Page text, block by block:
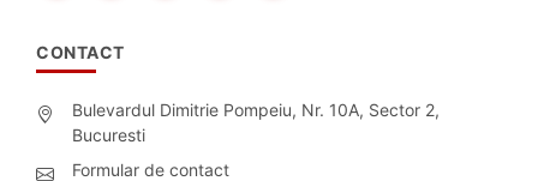
CONTACT
Bulevardul Dimitrie Pompeiu, Nr. 10A, Sector 2,
Bucuresti
Formular de contact